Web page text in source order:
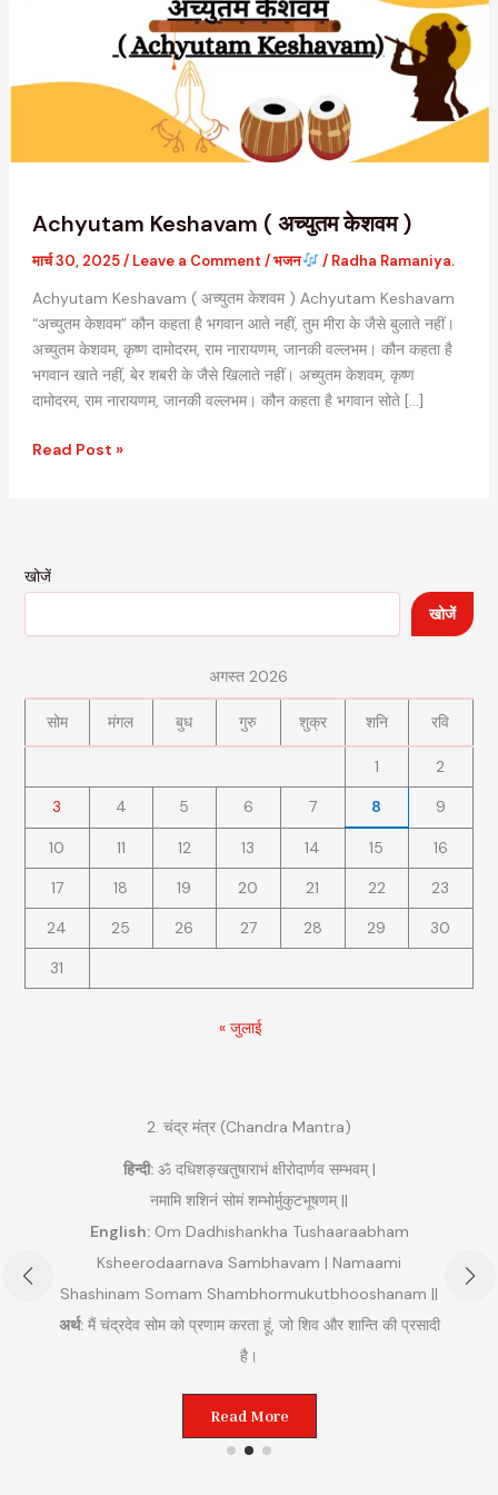
Achyutam Keshavam ( अच्युतम केशवम )
मार्च 30, 2025/ Leave a Comment /भजन / Radha Ramaniya.
Achyutam Keshavam ( अच्युतम केशवम ) Achyutam Keshavam
“अच्युतम केशवम” कौन कहता है भगवान आते नहीं, तुम मीरा के जैसे बुलाते नहीं।
अच्युतम केशवम, कृष्ण दामोदरम, राम नारायणम, जानकी वल्लभम। कौन कहता है
भगवान खाते नहीं, बेर शबरी के जैसे खिलाते नहीं। अच्युतम केशवम, कृष्ण
दामोदरम, राम नारायणम, जानकी वल्लभम। कौन कहता है भगवान सोते […]
Read Post »
खोजें
खोजें
अगस्त 2026
सोम मंगल बुध गुरु शुक्र शनि रवि
1
2
3
4 5 6 7 8 9
10 11 12 13 14 15
16
17
18 19 20 21 22
23
24
25 26 27 28 29
30
31
« जुलाई
2. चंद्र मंत्र (Chandra Mantra)
हिन्दी:ॐ दधिशङ्खतुषाराभं क्षीरोदार्णव सम्भवम् |
नमामि शशिनं सोमं शम्भोर्मुकुटभूषणम् ||
English:Om Dadhishankha Tushaaraabham
Ksheerodaarnava Sambhavam | Namaami
Shashinam Somam Shambhormukutbhooshanam ||
अर्थ:मैं चंद्रदेव सोम को प्रणाम करता हूं, जो शिव और शान्ति की प्रसादी
है।
Read More